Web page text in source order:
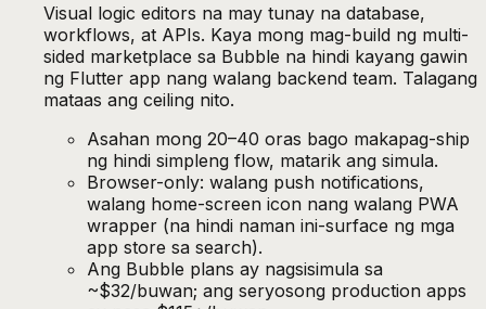
Visual logic editors na may tunay na database,
workflows, at APIs. Kaya mong mag-build ng multi-
sided marketplace sa Bubble na hindi kayang gawin
ng Flutter app nang walang backend team. Talagang
mataas ang ceiling nito.
Asahan mong 20–40 oras bago makapag-ship
ng hindi simpleng flow, matarik ang simula.
Browser-only: walang push notifications,
walang home-screen icon nang walang PWA
wrapper (na hindi naman ini-surface ng mga
app store sa search).
Ang Bubble plans ay nagsisimula sa
~$32/buwan; ang seryosong production apps